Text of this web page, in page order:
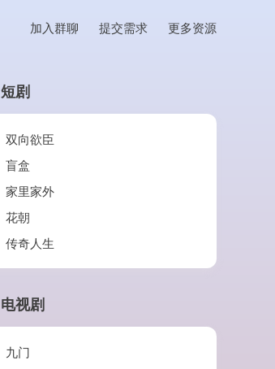
加入群聊 提交需求 更多资源
短剧
双向欲臣
盲盒
家里家外
花朝
传奇人生
电视剧
九门